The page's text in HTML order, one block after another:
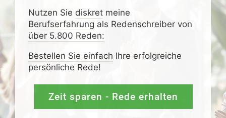
Nutzen Sie diskretmeine
Berufserfahrung als Redenschreiber von
über 5.800 Reden:
Bestellen Sie einfach Ihre erfolgreiche
persönliche Rede!
Zeit sparen - Rede erhalten